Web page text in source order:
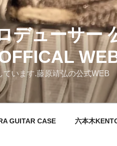
デューサー
います.藤原靖弘の公式WEB
GUITAR CASE 六本木